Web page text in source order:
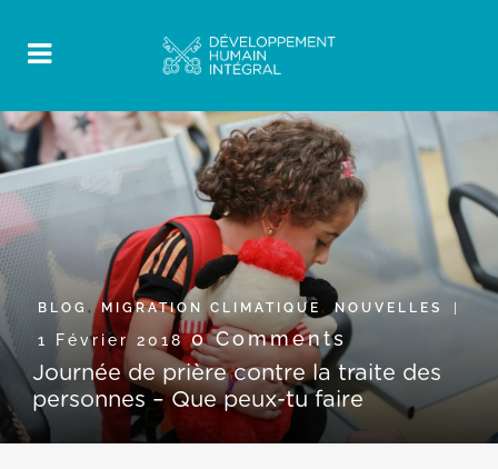
BLOG , MIGRATION CLIMATIQUE ,NOUVELLES
1 Février 20180 Comments
Journée de prière contre la traite des
personnes – Que peux-tu faire